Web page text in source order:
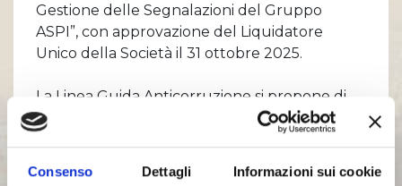
Consenso Dettagli Informazioni sui cookie
Gestione delle Segnalazioni del Gruppo
ASPI”, con approvazione del Liquidatore
Unico della Società il 31 ottobre 2025.
La Linea Guida Anticorruzione si propone di
fornire ai Destinatari i principi di
prevenire e contrastare il verificarsi di